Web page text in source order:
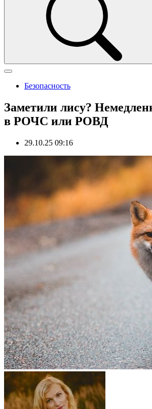
Безопасность
Заметили лису?
в РОЧС или РОВД
29.10.25 09:16